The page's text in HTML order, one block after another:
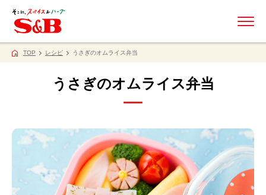
TOP レシピ うさぎのオムライス弁当
うさぎのオムライス弁当